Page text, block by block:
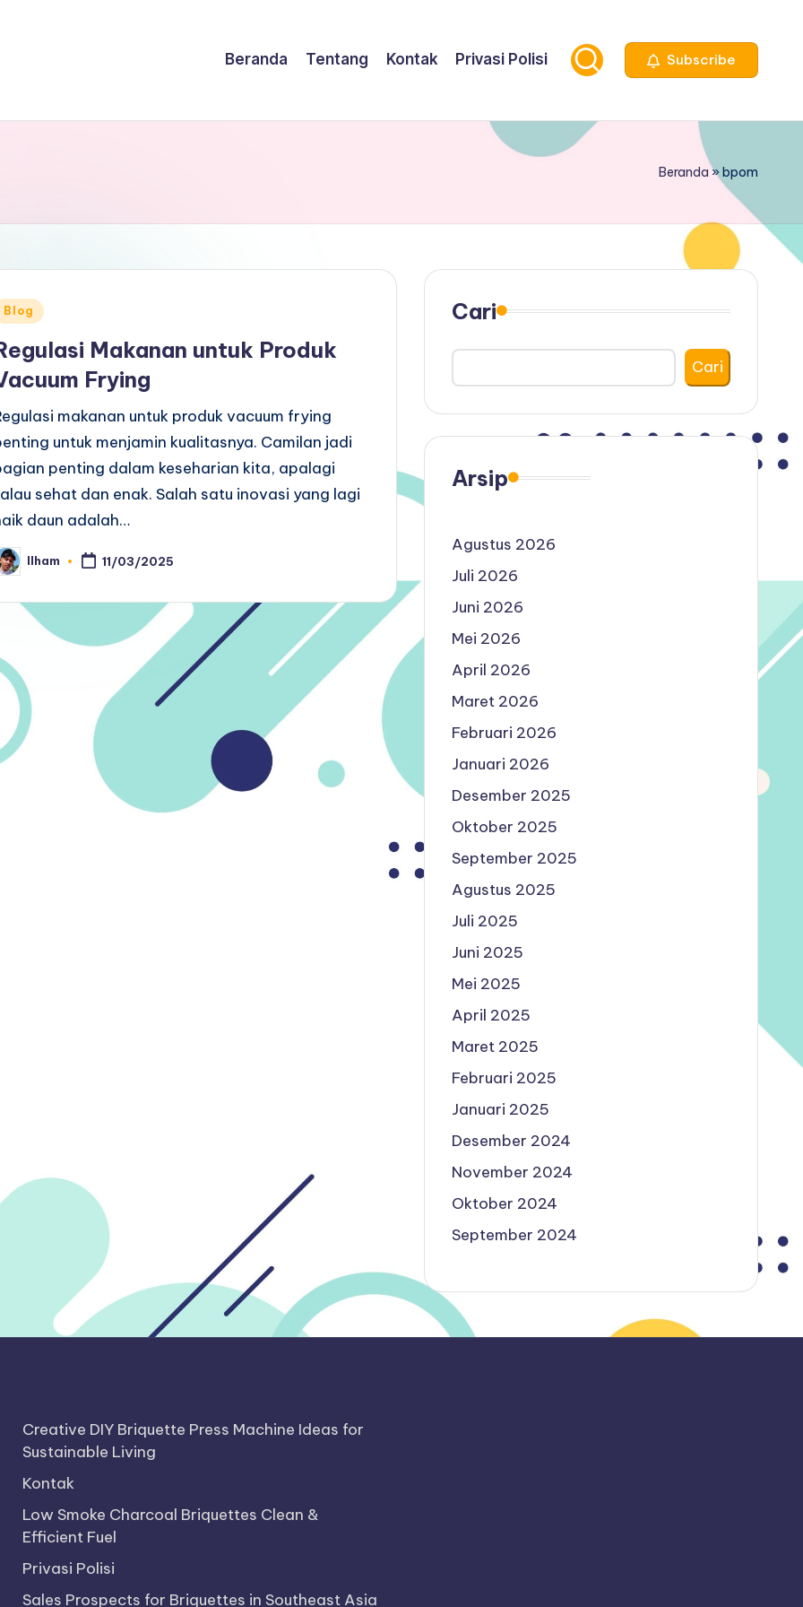
Beranda Tentang Kontak Privasi Polisi Subscribe
Beranda» bpom
Blog
Makanan untuk Produk
Frying
makanan untuk produk vacuum frying
untuk menjamin kualitasnya. Camilan jadi
penting dalam keseharian kita, apalagi
sehat dan enak. Salah satu inovasi yang lagi
daun adalah…
Ilham 11/03/2025
Cari
Cari
Arsip
Agustus 2026
Juli 2026
Juni 2026
Mei 2026
April 2026
Maret 2026
Februari 2026
Januari 2026
Desember 2025
Oktober 2025
September 2025
Agustus 2025
Juli 2025
Juni 2025
Mei 2025
April 2025
Maret 2025
Februari 2025
Januari 2025
Desember 2024
November 2024
Oktober 2024
September 2024
Creative DIY Briquette Press Machine Ideas for
Sustainable Living
Kontak
Low Smoke Charcoal Briquettes Clean &
Efficient Fuel
Privasi Polisi
Sales Prospects for Briquettes in Southeast Asia